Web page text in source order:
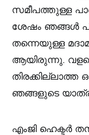
സമീപത്തുള്ള
ശേഷം ഞങ്ങൾ
തന്നെയുള്ള
ആയിരുന്നു.
തിരക്കില്ലാത്ത
ഞങ്ങളുടെ
എംജി ഹെക്ടർ